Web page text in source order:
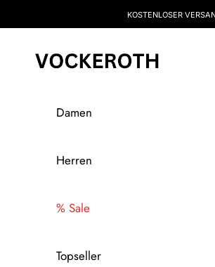
KOSTENLOSER
Vockeroth Onlineshop
Damen
Herren
% Sale
Topseller